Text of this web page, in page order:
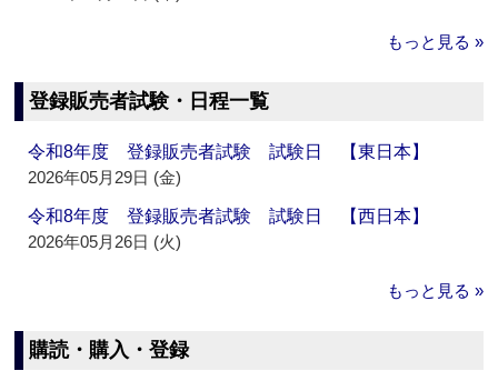
もっと見る »
登録販売者試験・日程一覧
令和8年度 登録販売者試験 試験日 【東日本】
2026年05月29日 (金)
令和8年度 登録販売者試験 試験日 【西日本】
2026年05月26日 (火)
もっと見る »
購読・購入・登録